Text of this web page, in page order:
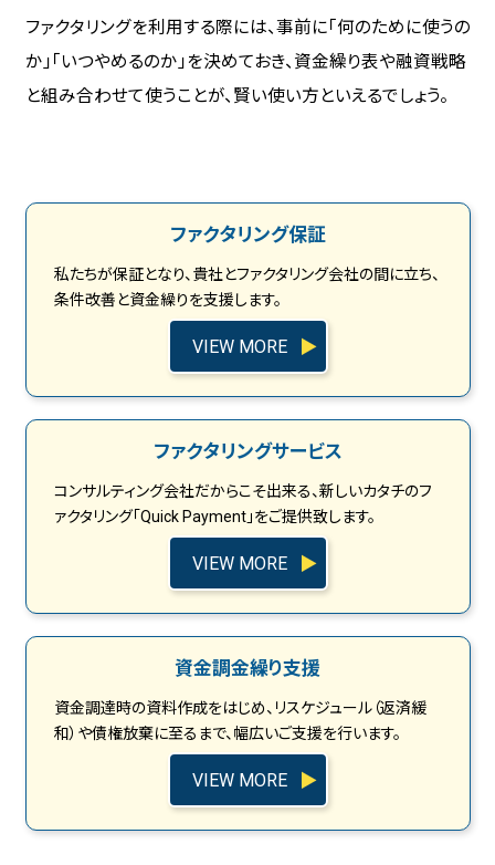
ファクタリングを利用する際には、事前に「何のために使うの
か」「いつやめるのか」を決めておき、資金繰り表や融資戦略
と組み合わせて使うことが、賢い使い方といえるでしょう。
ファクタリング保証
私たちが保証となり、貴社とファクタリング会社の間に立ち、
条件改善と資金繰りを支援します。
VIEW MORE
ファクタリングサービス
コンサルティング会社だからこそ出来る、新しいカタチのフ
ァクタリング「Quick Payment」をご提供致します。
VIEW MORE
資金調金繰り支援
資金調達時の資料作成をはじめ、リスケジュール（返済緩
和）や債権放棄に至るまで、幅広いご支援を行います。
VIEW MORE